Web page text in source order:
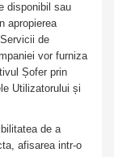
disponibil sau
apropierea
de
vor furniza
Șofer prin
Utilizatorului și
de a
afisarea intr-o